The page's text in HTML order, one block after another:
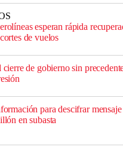
esperan rápida
de vuelos
cierre de gobierno sin
para descifrar
en subasta